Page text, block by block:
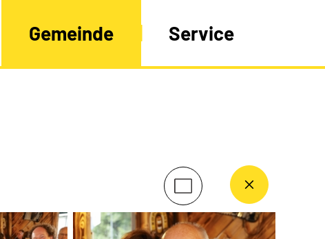
Gemeinde Service